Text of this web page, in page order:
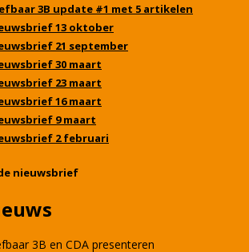
3B update #1 met 5 artikelen
13 oktober
21 september
30 maart
23 maart
16 maart
9 maart
2 februari
nieuwsbrief
3B en CDA presenteren